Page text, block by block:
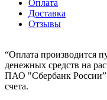
Оплата
Доставка
Отзывы
“Оплата производится
денежных средств на
ПАО "Сбербанк России”
счета.